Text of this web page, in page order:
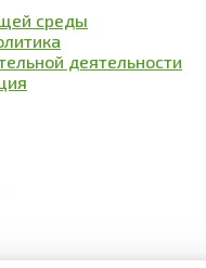
среды
деятельности